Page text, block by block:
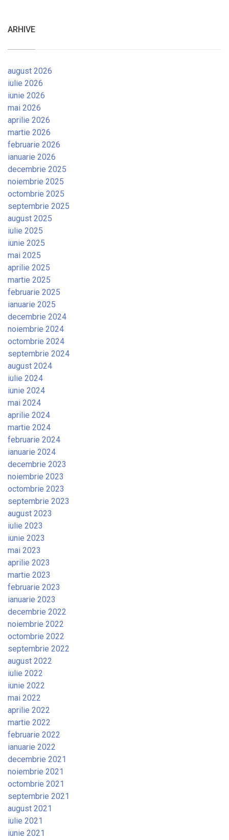
ARHIVE
august 2026
iulie 2026
iunie 2026
mai 2026
aprilie 2026
martie 2026
februarie 2026
ianuarie 2026
decembrie 2025
noiembrie 2025
octombrie 2025
septembrie 2025
august 2025
iulie 2025
iunie 2025
mai 2025
aprilie 2025
martie 2025
februarie 2025
ianuarie 2025
decembrie 2024
noiembrie 2024
octombrie 2024
septembrie 2024
august 2024
iulie 2024
iunie 2024
mai 2024
aprilie 2024
martie 2024
februarie 2024
ianuarie 2024
decembrie 2023
noiembrie 2023
octombrie 2023
septembrie 2023
august 2023
iulie 2023
iunie 2023
mai 2023
aprilie 2023
martie 2023
februarie 2023
ianuarie 2023
decembrie 2022
noiembrie 2022
octombrie 2022
septembrie 2022
august 2022
iulie 2022
iunie 2022
mai 2022
aprilie 2022
martie 2022
februarie 2022
ianuarie 2022
decembrie 2021
noiembrie 2021
octombrie 2021
septembrie 2021
august 2021
iulie 2021
iunie 2021